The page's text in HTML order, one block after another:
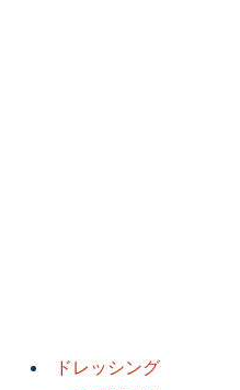
ドレッシング